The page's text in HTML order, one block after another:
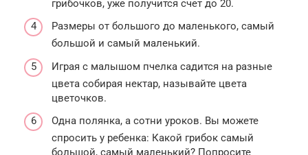
грибочков, уже получится счет до 20.
Размеры от большого до маленького, самый
большой и самый маленький.
Играя с малышом пчелка садится на разные
цвета собирая нектар, называйте цвета
цветочков.
Одна полянка, а сотни уроков. Вы можете
спросить у ребенка: Какой грибок самый
большой, самый маленький? Попросите